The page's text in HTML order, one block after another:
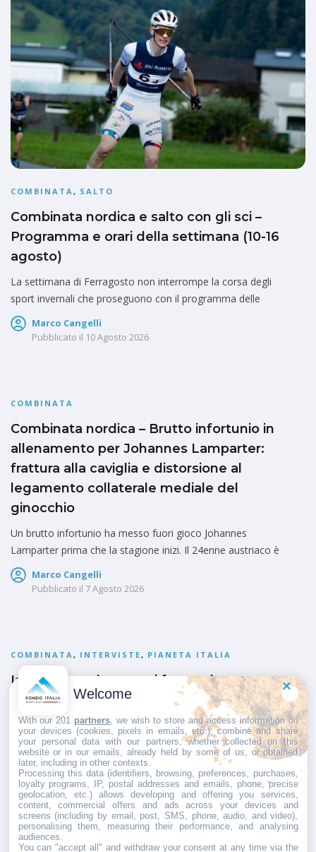
COMBINATA, SALTO
Combinata nordica e salto con gli sci –
Programma e orari della settimana (10-16
agosto)
La settimana di Ferragosto non interrompe la corsa degli
sport invernali che proseguono con il programma delle
Marco Cangelli
Pubblicato il 10 Agosto 2026
COMBINATA
Combinata nordica – Brutto infortunio in
allenamento per Johannes Lamparter:
frattura alla caviglia e distorsione al
legamento collaterale mediale del
ginocchio
Un brutto infortunio ha messo fuori gioco Johannes
Lamparter prima che la stagione inizi. Il 24enne austriaco è
Marco Cangelli
Pubblicato il 7 Agosto 2026
COMBINATA, INTERVISTE, PIANETA ITALIA
Iacopo Bortolas non si ferma dopo
l’esclusione a cinque cerchi della
combinata nordica e guarda avanti:
“L’obiettivo ora è il Mondiale, ma in vista
delle Olimpiadi 2030 non escludo di poter
passare al salto”
L’esclusione della combinata nordica dal programma
olimpico non ha frenato Iacopo Bortolas che, dopo
Marco Cangelli
Welcome
With our 201 partners , we wish to store and access information on
your devices (cookies, pixels in emails, etc.), combine and share
your personal data with our partners, whether collected on this
website or in our emails, already held by some of us, or obtained
later, including in other contexts.
Processing this data (identifiers, browsing, preferences, purchases,
loyalty programs, IP, postal addresses and emails, phone, precise
geolocation, etc.) allows developing and offering you services,
content, commercial offers and ads across your devices and
screens (including by email, post, SMS, phone, audio, and video),
personalising them, measuring their performance, and analysing
audiences.
You can "accept all" and withdraw your consent at any time via the